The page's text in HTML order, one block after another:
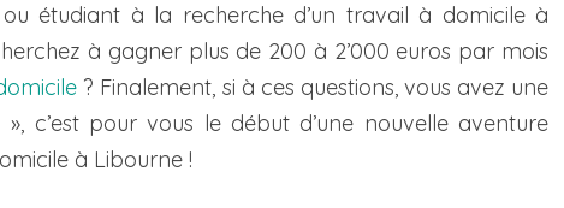
étudiant à la recherche d’un travail à domicile à
à gagner plus de 200 à 2’000 euros par mois
? Finalement, si à ces questions, vous avez une
c’est pour vous le début d’une nouvelle aventure
à Libourne !